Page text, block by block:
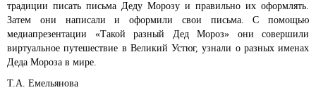
традиции писать письма Деду Морозу и правильно их оформлять.
Затем они написали и оформили свои письма. С помощью
медиапрезентации «Такой разный Дед Мороз» они совершили
виртуальное путешествие в Великий Устюг, узнали о разных именах
Деда Мороза в мире.
Т.А. Емельянова